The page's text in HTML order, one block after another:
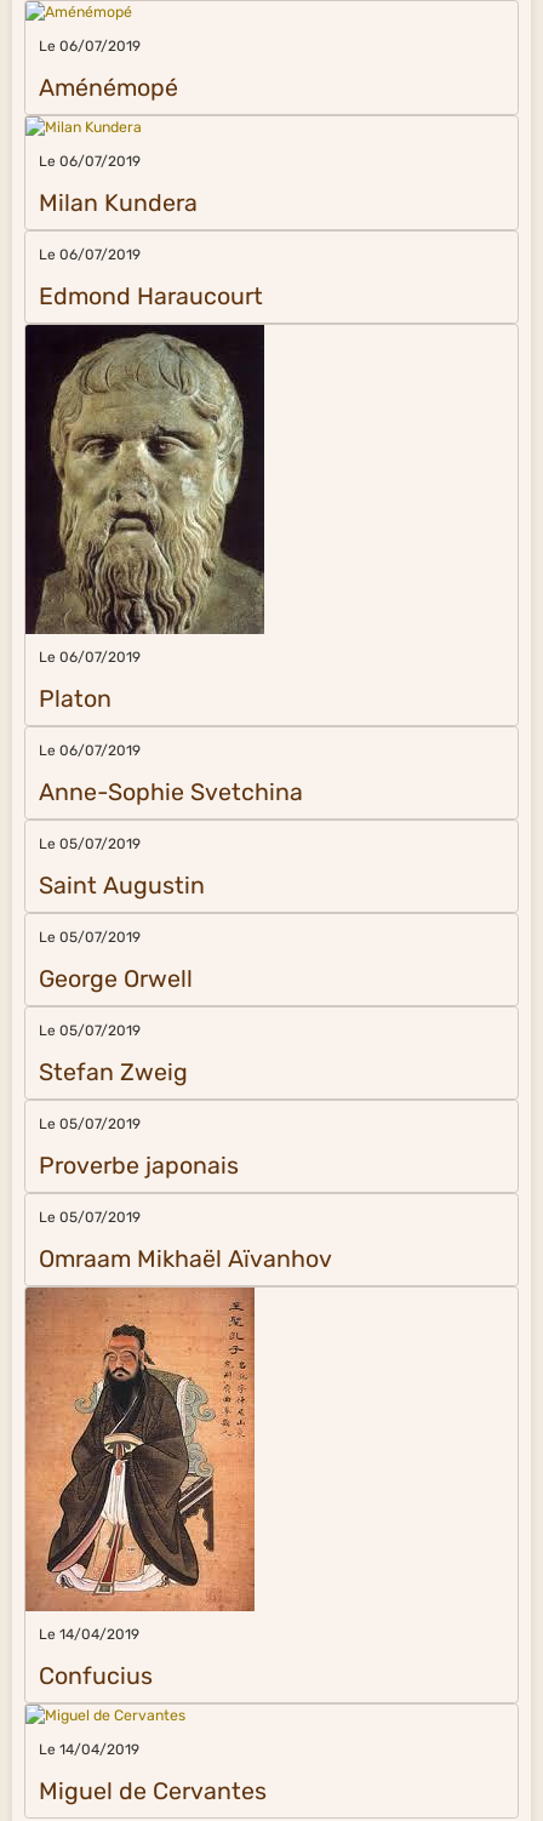
Le 06/07/2019
Aménémopé
Le 06/07/2019
Milan Kundera
Le 06/07/2019
Edmond Haraucourt
Le 06/07/2019
Platon
Le 06/07/2019
Anne-Sophie Svetchina
Le 05/07/2019
Saint Augustin
Le 05/07/2019
George Orwell
Le 05/07/2019
Stefan Zweig
Le 05/07/2019
Proverbe japonais
Le 05/07/2019
Omraam Mikhaël Aïvanhov
Le 14/04/2019
Confucius
Le 14/04/2019
Miguel de Cervantes